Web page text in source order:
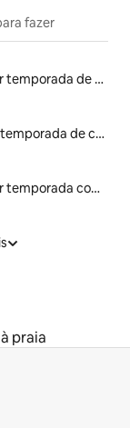
fazer
Aluguéis por temporada de acomodações de luxo
Aluguel por temporada de castelos
Aluguéis por temporada com cama de altura acessível
praia